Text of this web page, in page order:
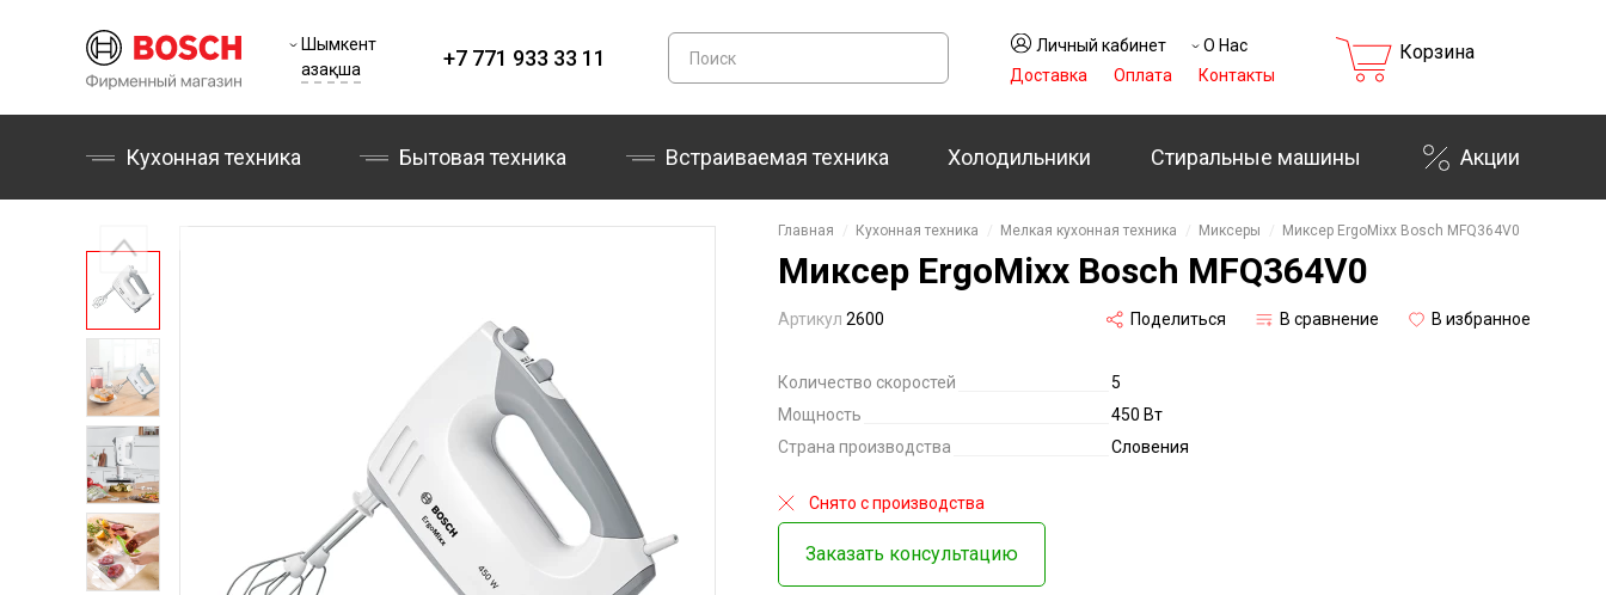
Шымкент
Қазақша
+7 771 933 33 11
Личный кабинет
О Нас
Доставка
Оплата Контакты
Корзина
Кухонная техника Бытовая техника Холодильники Стиральные машины
Встраиваемая техника Акции
Главная Кухонная техника Мелкая кухонная техника Миксеры Миксер ErgoMixx Bosch MFQ364V0
Миксер ErgoMixx Bosch MFQ364V0
Артикул 2600 Поделиться В сравнение В избранное
Количество скоростей
5
Мощность
450 Вт
Страна производства
Словения
Снято с производства
Заказать консультацию